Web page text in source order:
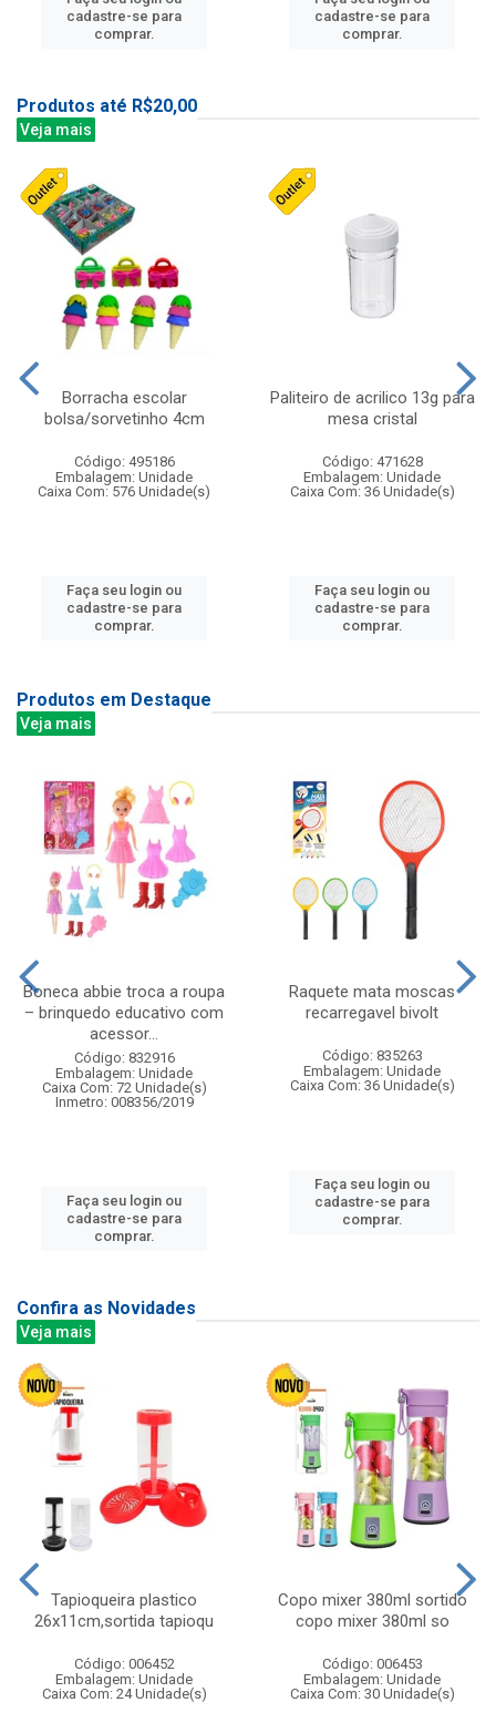
cadastre-se para
comprar.
cadastre-se para
comprar.
Produtos até R$20,00
Veja mais
Borracha escolar
bolsa/sorvetinho 4cm
Código: 495186
Embalagem: Unidade
Caixa Com: 576 Unidade(s)
Faça seu login ou
cadastre-se para
comprar.
Paliteiro de acrilico 13g para
mesa cristal
Código: 471628
Embalagem: Unidade
Caixa Com: 36 Unidade(s)
Faça seu login ou
cadastre-se para
comprar.
Produtos em Destaque
Veja mais
Boneca abbie troca a roupa
– brinquedo educativo com
acessor...
Código: 832916
Embalagem: Unidade
Caixa Com: 72 Unidade(s)
Inmetro: 008356/2019
Faça seu login ou
cadastre-se para
comprar.
Raquete mata moscas
recarregavel bivolt
Código: 835263
Embalagem: Unidade
Caixa Com: 36 Unidade(s)
Faça seu login ou
cadastre-se para
comprar.
Confira as Novidades
Veja mais
Tapioqueira plastico
26x11cm,sortida tapioqu
Código: 006452
Embalagem: Unidade
Caixa Com: 24 Unidade(s)
Copo mixer 380ml sortido
copo mixer 380ml so
Código: 006453
Embalagem: Unidade
Caixa Com: 30 Unidade(s)